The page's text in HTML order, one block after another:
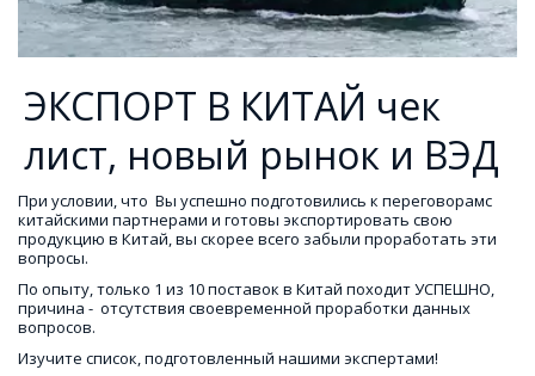
ЭКСПОРТ В КИТАЙ чек
лист, новый рынок и ВЭД
При условии, что  Вы успешно подготовились к переговорамс
китайскими партнерами и готовы экспортировать свою
продукцию в Китай, вы скорее всего забыли проработать эти
вопросы.
По опыту, только 1 из 10 поставок в Китай походит УСПЕШНО,
причина -  отсутствия своевременной проработки данных
вопросов.
Изучите список, подготовленный нашими экспертами!